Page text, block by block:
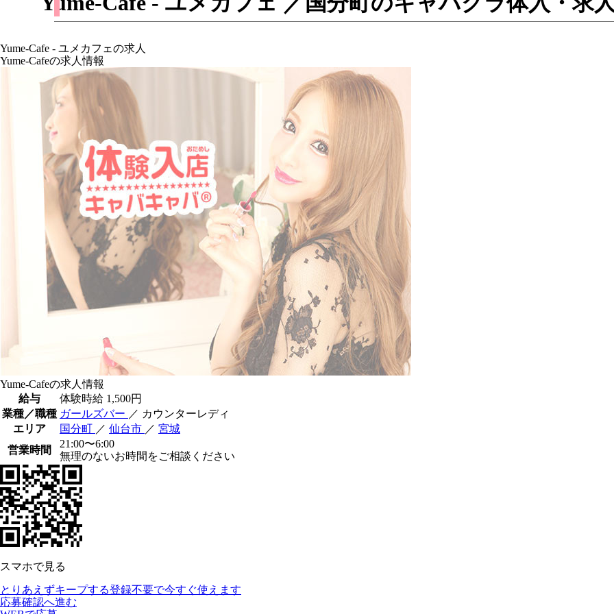
Yume-Cafe - ユメカフェの求人
Yume-Cafeの求人情報
Yume-Cafeの求人情報
給与
体験時給 1,500円
業種／職種 ガールズバー ／ カウンターレディ
エリア
国分町 ／ 仙台市 ／ 宮城
営業時間
21:00〜6:00
無理のないお時間をご相談ください
スマホで見る
とりあえずキープする登録不要で今すぐ使えます
応募確認へ進む